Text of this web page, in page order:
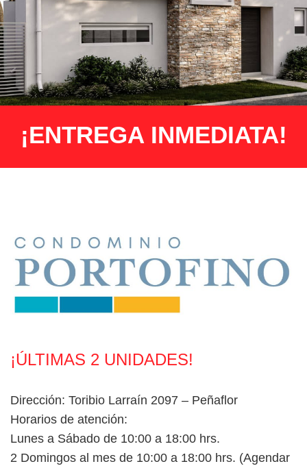
¡ENTREGA INMEDIATA!
¡ÚLTIMAS 2 UNIDADES!
Dirección: Toribio Larraín 2097 – Peñaflor
Horarios de atención:
Lunes a Sábado de 10:00 a 18:00 hrs.
2 Domingos al mes de 10:00 a 18:00 hrs. (Agendar